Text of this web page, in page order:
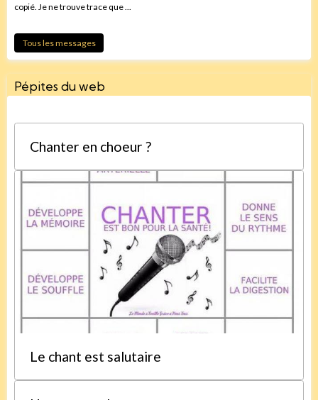
copié. Je ne trouve trace que ...
Tous les messages
Pépites du web
Chanter en choeur ?
Le chant est salutaire